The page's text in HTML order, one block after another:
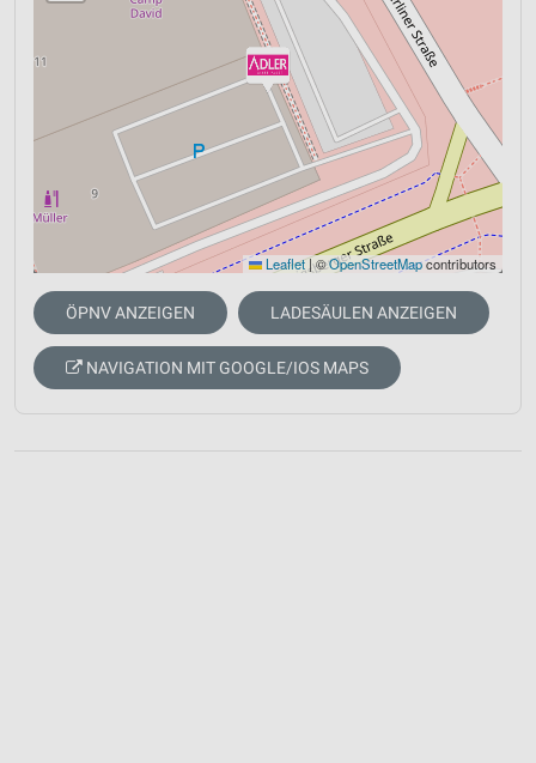
Leaflet|©OpenStreetMapcontributors
ÖPNV ANZEIGEN LADESÄULEN ANZEIGEN
NAVIGATION MIT GOOGLE/IOS MAPS